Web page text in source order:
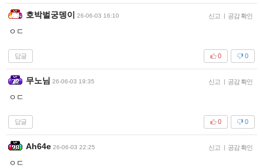
호박벌궁뎅이 26-06-03 16:10 신고 | 공감 확인
ㅇㄷ
답글 0
0
무노님 26-06-03 19:35 신고 | 공감 확인
ㅇㄷ
답글 0
0
Ah64e 26-06-03 22:25 신고 | 공감 확인
ㅇㄷ